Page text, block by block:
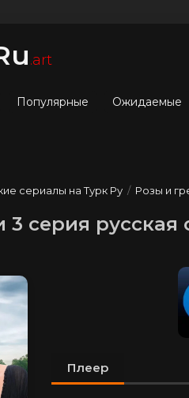
.art
Популярные Ожидаемые
сериалы на Турк Ру / Розы и
3 серия русская
Плеер